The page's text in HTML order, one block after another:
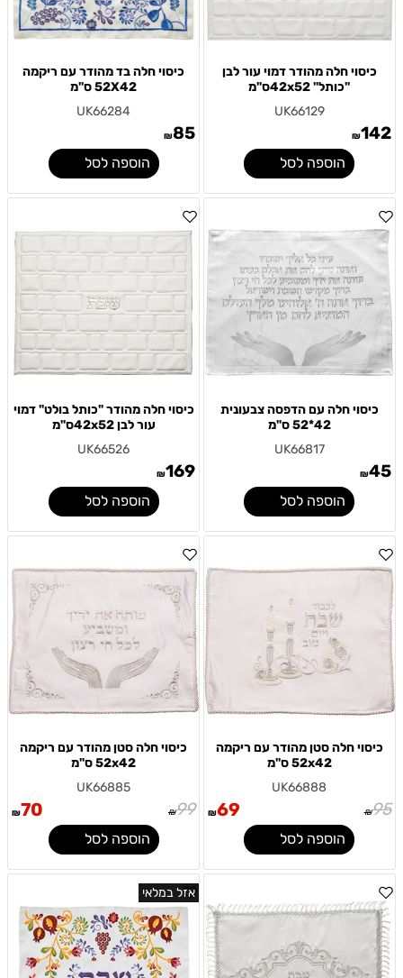
כיסוי חלה מהודר דמוי עור לבן
"כותל" 42x52ס"מ
UK66129
₪142
הוספה לסל
כיסוי חלה בד מהודר עם ריקמה
52X42 ס"מ
UK66284
₪85
הוספה לסל
כיסוי חלה עם הדפסה צבעונית
42*52 ס"מ
UK66817
₪45
הוספה לסל
כיסוי חלה מהודר "כותל בולט" דמוי
עור לבן 42x52ס"מ
UK66526
₪169
הוספה לסל
כיסוי חלה סטן מהודר עם ריקמה
52x42 ס"מ
UK66888
₪95
₪69
הוספה לסל
כיסוי חלה סטן מהודר עם ריקמה
52x42 ס"מ
UK66885
₪99
₪70
הוספה לסל
אזל במלאי